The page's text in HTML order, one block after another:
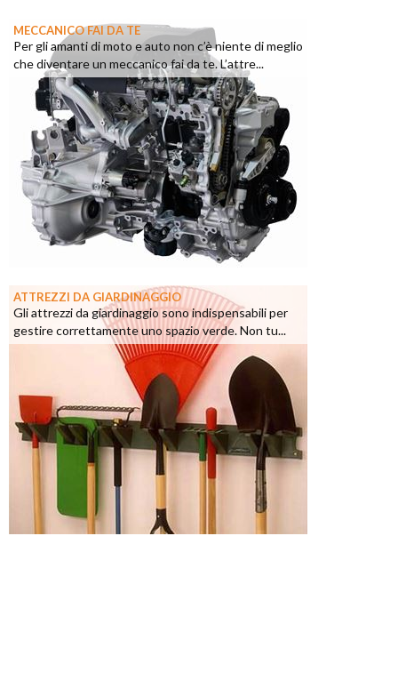
MECCANICO FAI DA TE
Per gli amanti di moto e auto non c’è niente di meglio
che diventare un meccanico fai da te. L’attre...
ATTREZZI DA GIARDINAGGIO
Gli attrezzi da giardinaggio sono indispensabili per
gestire correttamente uno spazio verde. Non tu...